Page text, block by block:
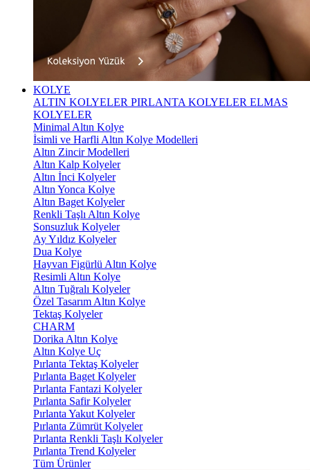
KOLYE
ALTIN KOLYELER PIRLANTA KOLYELER ELMAS
KOLYELER
Minimal Altın Kolye
İsimli ve Harfli Altın Kolye Modelleri
Altın Zincir Modelleri
Altın Kalp Kolyeler
Altın İnci Kolyeler
Altın Yonca Kolye
Altın Baget Kolyeler
Renkli Taşlı Altın Kolye
Sonsuzluk Kolyeler
Ay Yıldız Kolyeler
Dua Kolye
Hayvan Figürlü Altın Kolye
Resimli Altın Kolye
Altın Tuğralı Kolyeler
Özel Tasarım Altın Kolye
Tektaş Kolyeler
CHARM
Dorika Altın Kolye
Altın Kolye Uç
Pırlanta Tektaş Kolyeler
Pırlanta Baget Kolyeler
Pırlanta Fantazi Kolyeler
Pırlanta Safir Kolyeler
Pırlanta Yakut Kolyeler
Pırlanta Zümrüt Kolyeler
Pırlanta Renkli Taşlı Kolyeler
Pırlanta Trend Kolyeler
Tüm Ürünler